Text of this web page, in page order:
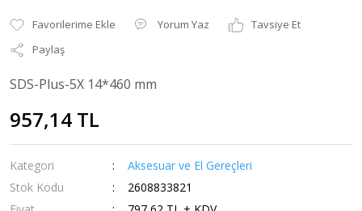
Yorum Yaz
Tavsiye Et
Paylaş
SDS-Plus-5X 14*460 mm
957,14 TL
Kategori
Aksesuar ve El Gereçleri
Stok Kodu
2608833821